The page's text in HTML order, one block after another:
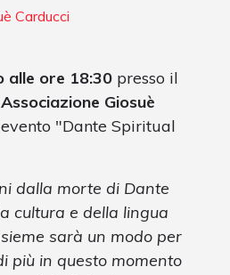
Carducci
alle ore 18:30 presso il
Associazione Giosuè
"Dante Spiritual
dalla morte di Dante
cultura e della lingua
sarà un modo per
più in questo momento